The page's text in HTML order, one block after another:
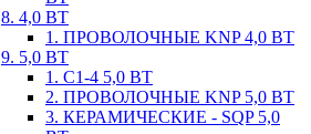
8. 4,0 ВТ
1. ПРОВОЛОЧНЫЕ KNP 4,0 ВТ
9. 5,0 ВТ
1. С1-4 5,0 ВТ
2. ПРОВОЛОЧНЫЕ KNP 5,0 ВТ
3. КЕРАМИЧЕСКИЕ - SQP 5,0